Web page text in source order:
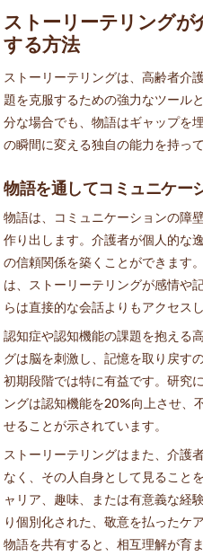
ストーリーテリングが
する方法
ストーリーテリングは、高齢者介
題を克服するための強力なツール
分な場合でも、物語はギャップを
の瞬間に変える独自の能力を持って
物語を通してコミュニケー
物語は、コミュニケーションの障
作り出します。介護者が個人的な
の信頼関係を築くことができます
は、ストーリーテリングが感情や
らは直接的な会話よりもアクセス
認知症や認知機能の課題を抱える
グは脳を刺激し、記憶を取り戻す
初期段階では特に有益です。研究
ングは認知機能を20%向上させ、
せることが示されています。
ストーリーテリングはまた、介護
なく、その人自身として見ること
ャリア、趣味、または有意義な経
り個別化された、敬意を払ったケ
物語を共有すると、相互理解が育